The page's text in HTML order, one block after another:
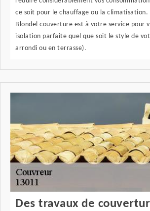
ce soit pour le chauffage ou la climatisation.
Blondel couverture est à votre service pour
isolation parfaite quel que soit le style de
arrondi ou en terrasse).
Des travaux de